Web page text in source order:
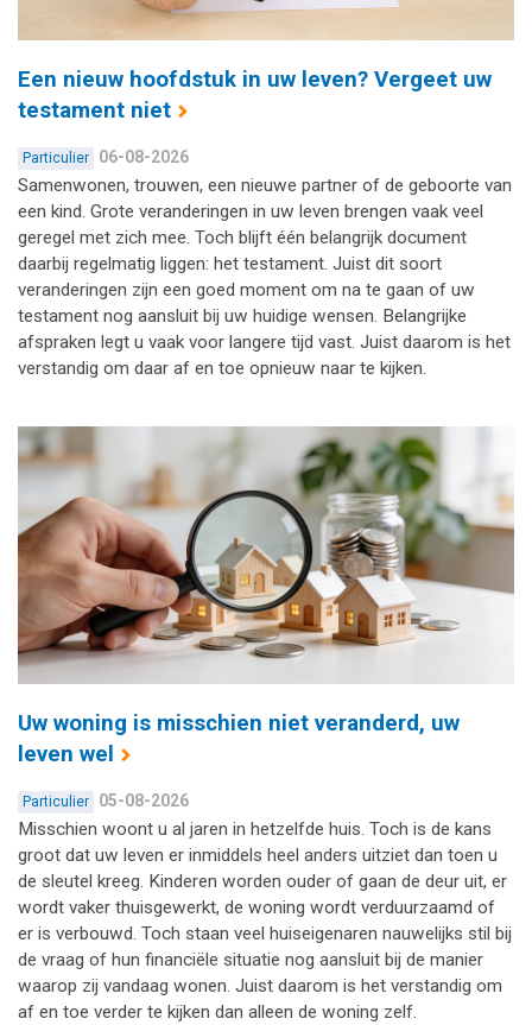
Een nieuw hoofdstuk in uw leven? Vergeet uw
testament niet
Particulier 06-08-2026
Samenwonen, trouwen, een nieuwe partner of de geboorte van
een kind. Grote veranderingen in uw leven brengen vaak veel
geregel met zich mee. Toch blijft één belangrijk document
daarbij regelmatig liggen: het testament. Juist dit soort
veranderingen zijn een goed moment om na te gaan of uw
testament nog aansluit bij uw huidige wensen. Belangrijke
afspraken legt u vaak voor langere tijd vast. Juist daarom is het
verstandig om daar af en toe opnieuw naar te kijken.
Uw woning is misschien niet veranderd, uw
leven wel
Particulier 05-08-2026
Misschien woont u al jaren in hetzelfde huis. Toch is de kans
groot dat uw leven er inmiddels heel anders uitziet dan toen u
de sleutel kreeg. Kinderen worden ouder of gaan de deur uit, er
wordt vaker thuisgewerkt, de woning wordt verduurzaamd of
er is verbouwd. Toch staan veel huiseigenaren nauwelijks stil bij
de vraag of hun financiële situatie nog aansluit bij de manier
waarop zij vandaag wonen. Juist daarom is het verstandig om
af en toe verder te kijken dan alleen de woning zelf.